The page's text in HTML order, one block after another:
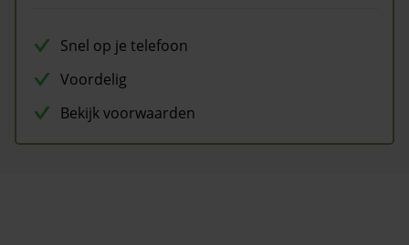
Snel op je telefoon
Voordelig
Bekijk voorwaarden